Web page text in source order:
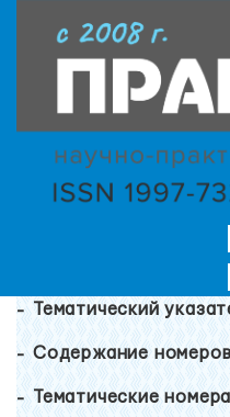
Тематический
Содержание
Тематические